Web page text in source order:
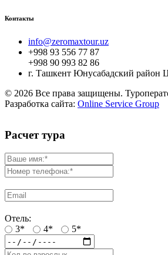
Контакты
info@zeromaxtour.uz
+998 93 556 77 87
+998 90 993 82 86
г. Ташкент Юнусабадский район
© 2026 Все права защищены.
Разработка сайта: Online Service Group
Расчет тура
Отель:
3*
4* 5*